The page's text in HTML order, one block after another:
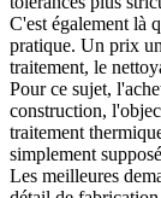
C'est également là
pratique. Un prix
traitement, le
Pour ce sujet,
construction,
traitement
simplement
Les meilleures